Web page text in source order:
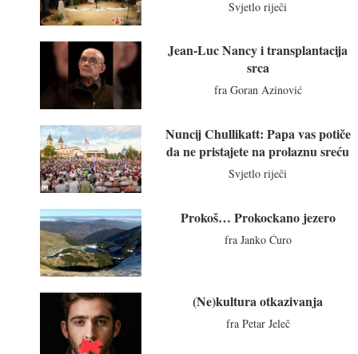
Svjetlo riječi
Jean-Luc Nancy i transplantacija
srca
fra Goran Azinović
Nuncij Chullikatt: Papa vas potiče
da ne pristajete na prolaznu sreću
Svjetlo riječi
Prokoš… Prokockano jezero
fra Janko Ćuro
(Ne)kultura otkazivanja
fra Petar Jeleč